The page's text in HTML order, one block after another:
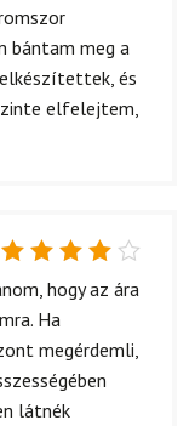
bántam meg a
és
elfelejtem,
Értékelés:
/ 5
hogy az ára
Ha
megérdemli,
látnék